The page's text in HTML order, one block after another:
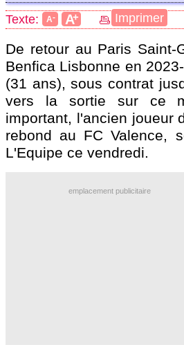
Texte: A- A+ Imprimer
De retour au Paris Saint-
Benfica Lisbonne en
(31 ans), sous contrat
vers la sortie sur ce
important, l'ancien joueur
rebond au FC Valence,
L'Equipe ce vendredi.
emplacement publicitaire